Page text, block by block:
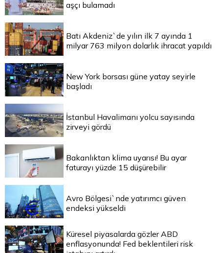
aşçı bulamadı
Batı Akdeniz`de yılın ilk 7 ayında 1
milyar 763 milyon dolarlık ihracat yapıldı
New York borsası güne yatay seyirle
başladı
İstanbul Havalimanı yolcu sayısında
zirveyi gördü
Bakanlıktan klima uyarısı! Bu ayar
faturayı yüzde 15 düşürebilir
Avro Bölgesi`nde yatırımcı güven
endeksi yükseldi
Küresel piyasalarda gözler ABD
enflasyonunda! Fed beklentileri risk